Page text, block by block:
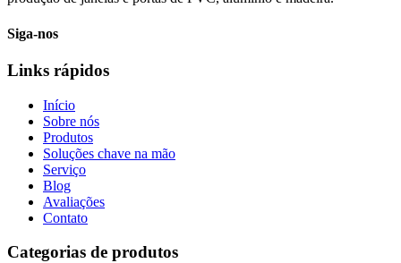
Siga-nos
Links rápidos
Início
Sobre nós
Produtos
Soluções chave na mão
Serviço
Blog
Avaliações
Contato
Categorias de produtos